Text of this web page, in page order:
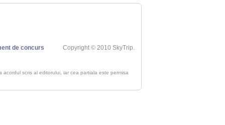
de concurs Copyright © 2010 SkyTrip.
scris al editorului, iar cea partiala este permisa